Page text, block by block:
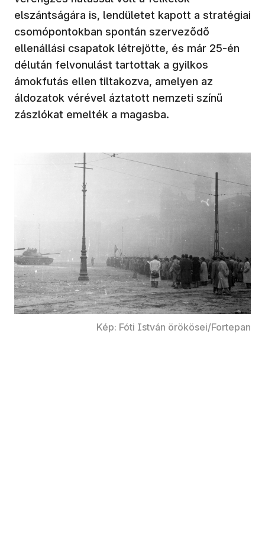
elszántságára is, lendületet kapott a stratégiai
csomópontokban spontán szerveződő
ellenállási csapatok létrejötte, és már 25-én
délután felvonulást tartottak a gyilkos
ámokfutás ellen tiltakozva, amelyen az
áldozatok vérével áztatott nemzeti színű
zászlókat emelték a magasba.
Kép: Fóti István örökösei/Fortepan